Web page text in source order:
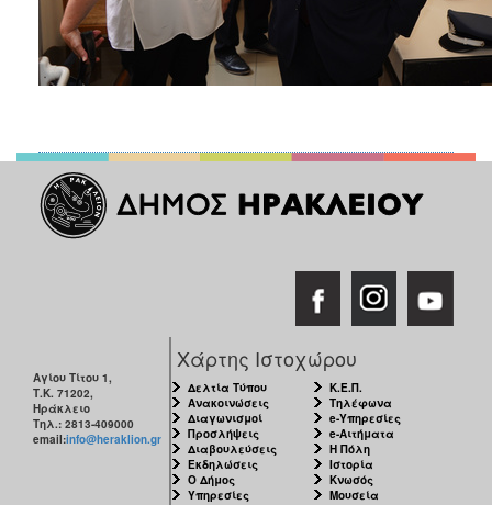
Αγίου Τίτου 1,
Τ.Κ. 71202,
Ηράκλειο
Τηλ.: 2813-409000
email:info@heraklion.gr
Χάρτης Ιστοχώρου
Δελτία Τύπου
Ανακοινώσεις
Διαγωνισμοί
Προσλήψεις
Διαβουλεύσεις
Εκδηλώσεις
Ο Δήμος
Υπηρεσίες
Κ.Ε.Π.
Τηλέφωνα
e-Υπηρεσίες
e-Αιτήματα
Η Πόλη
Ιστορία
Κνωσός
Μουσεία